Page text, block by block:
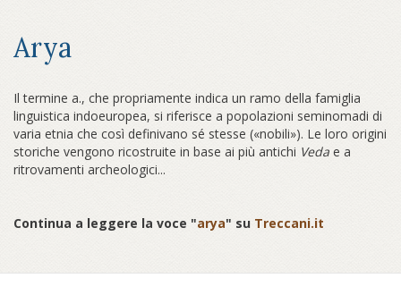
Arya
Il termine a., che propriamente indica un ramo della famiglia
linguistica indoeuropea, si riferisce a popolazioni seminomadi di
varia etnia che così definivano sé stesse («nobili»). Le loro origini
storiche vengono ricostruite in base ai più antichi Veda e a
ritrovamenti archeologici...
Continua a leggere la voce "arya" su Treccani.it